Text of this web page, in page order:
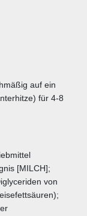
auf ein
für 4-8
[MILCH];
von